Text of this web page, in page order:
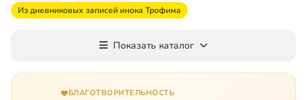
Из дневниковых записей инока Трофима
Показать каталог
БЛАГОТВОРИТЕЛЬНОСТЬ